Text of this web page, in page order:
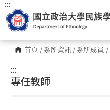
首頁 / 系所資訊 / 系所成員 /
:::
:::
專任教師